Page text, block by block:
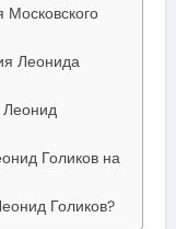
Московского
Леонида
Леонид
Голиков на
Голиков?